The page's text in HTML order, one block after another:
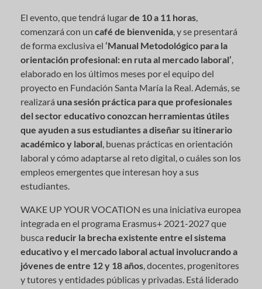
El evento, que tendrá lugarde 10 a 11 horas,
comenzará con un café de bienvenida, y se presentará
de forma exclusiva el ‘Manual Metodológico para la
orientación profesional: en ruta al mercado laboral’,
elaborado en los últimos meses por el equipo del
proyecto en Fundación Santa María la Real. Además, se
realizará una sesión práctica para que profesionales
del sector educativo conozcan herramientas útiles
que ayuden a sus estudiantes a diseñar su itinerario
académico y laboral, buenas prácticas en orientación
laboral y cómo adaptarse al reto digital, o cuáles son los
empleos emergentes que interesan hoy a sus
estudiantes.
WAKE UP YOUR VOCATION es una iniciativa europea
integrada en el programa Erasmus+ 2021-2027 que
busca reducir la brecha existente entre el sistema
educativo y el mercado laboral actual involucrando a
jóvenes de entre 12 y 18 años, docentes, progenitores
y tutores y entidades públicas y privadas. Está liderado